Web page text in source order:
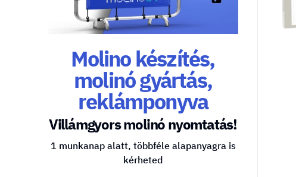
Molino készítés,
molinó gyártás,
reklámponyva
Villámgyors molinó nyomtatás!
1 munkanap alatt, többféle alapanyagra is
kérheted